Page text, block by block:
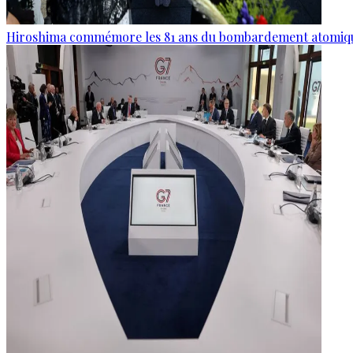
Hiroshima commémore les 81 ans du bombardement